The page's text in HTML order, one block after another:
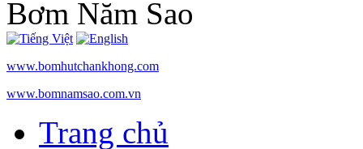
www.bomhutchankhong.com
www.bomnamsao.com.vn
Trang chủ